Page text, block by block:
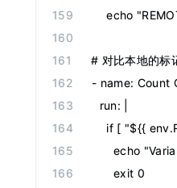
echo
# 对比本地的标
- name: Count
  run
:
if [ "${{
echo
      exit 0